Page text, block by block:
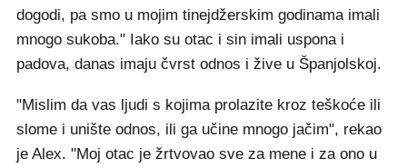
dogodi, pa smo u mojim tinejdžerskim godinama imali
mnogo sukoba." Iako su otac i sin imali uspona i
padova, danas imaju čvrst odnos i žive u Španjolskoj.
"Mislim da vas ljudi s kojima prolazite kroz teškoće ili
slome i unište odnos, ili ga učine mnogo jačim", rekao
je Alex. "Moj otac je žrtvovao sve za mene i za ono u